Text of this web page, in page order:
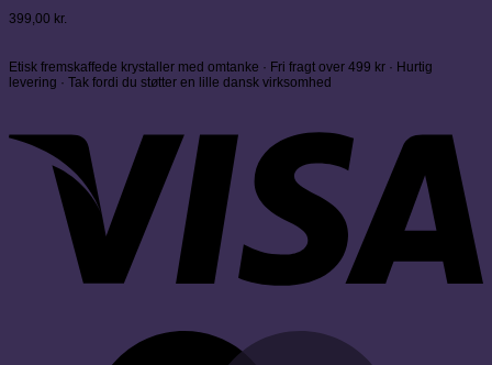
399,00 kr.
Etisk fremskaffede krystaller med omtanke · Fri fragt over 499 kr · Hurtig
levering · Tak fordi du støtter en lille dansk virksomhed